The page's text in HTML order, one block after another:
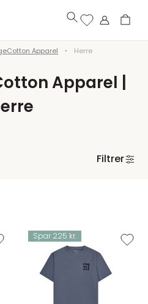
Apparel Herre
Apparel |
Filtrer
Spar 225 kr.